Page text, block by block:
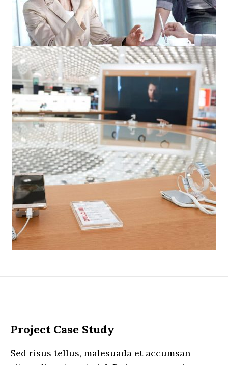
Project Case Study
Sed risus tellus, malesuada et accumsan